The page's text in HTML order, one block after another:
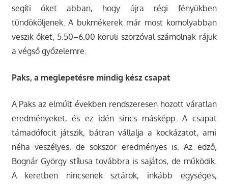
segíti őket abban, hogy újra régi fényükben
tündököljenek. A bukmékerek már most komolyabban
veszik őket, 5.50–6.00 körüli szorzóval számolnak rájuk
a végső győzelemre.
Paks, a meglepetésre mindig kész csapat
A Paks az elmúlt években rendszeresen hozott váratlan
eredményeket, és ez idén sincs másképp. A csapat
támadófocit játszik, bátran vállalja a kockázatot, ami
néha veszélyes, de sokszor eredményes is. Az edző,
Bognár György stílusa továbbra is sajátos, de működik.
A keretben nincsenek sztárok, inkább egységes,